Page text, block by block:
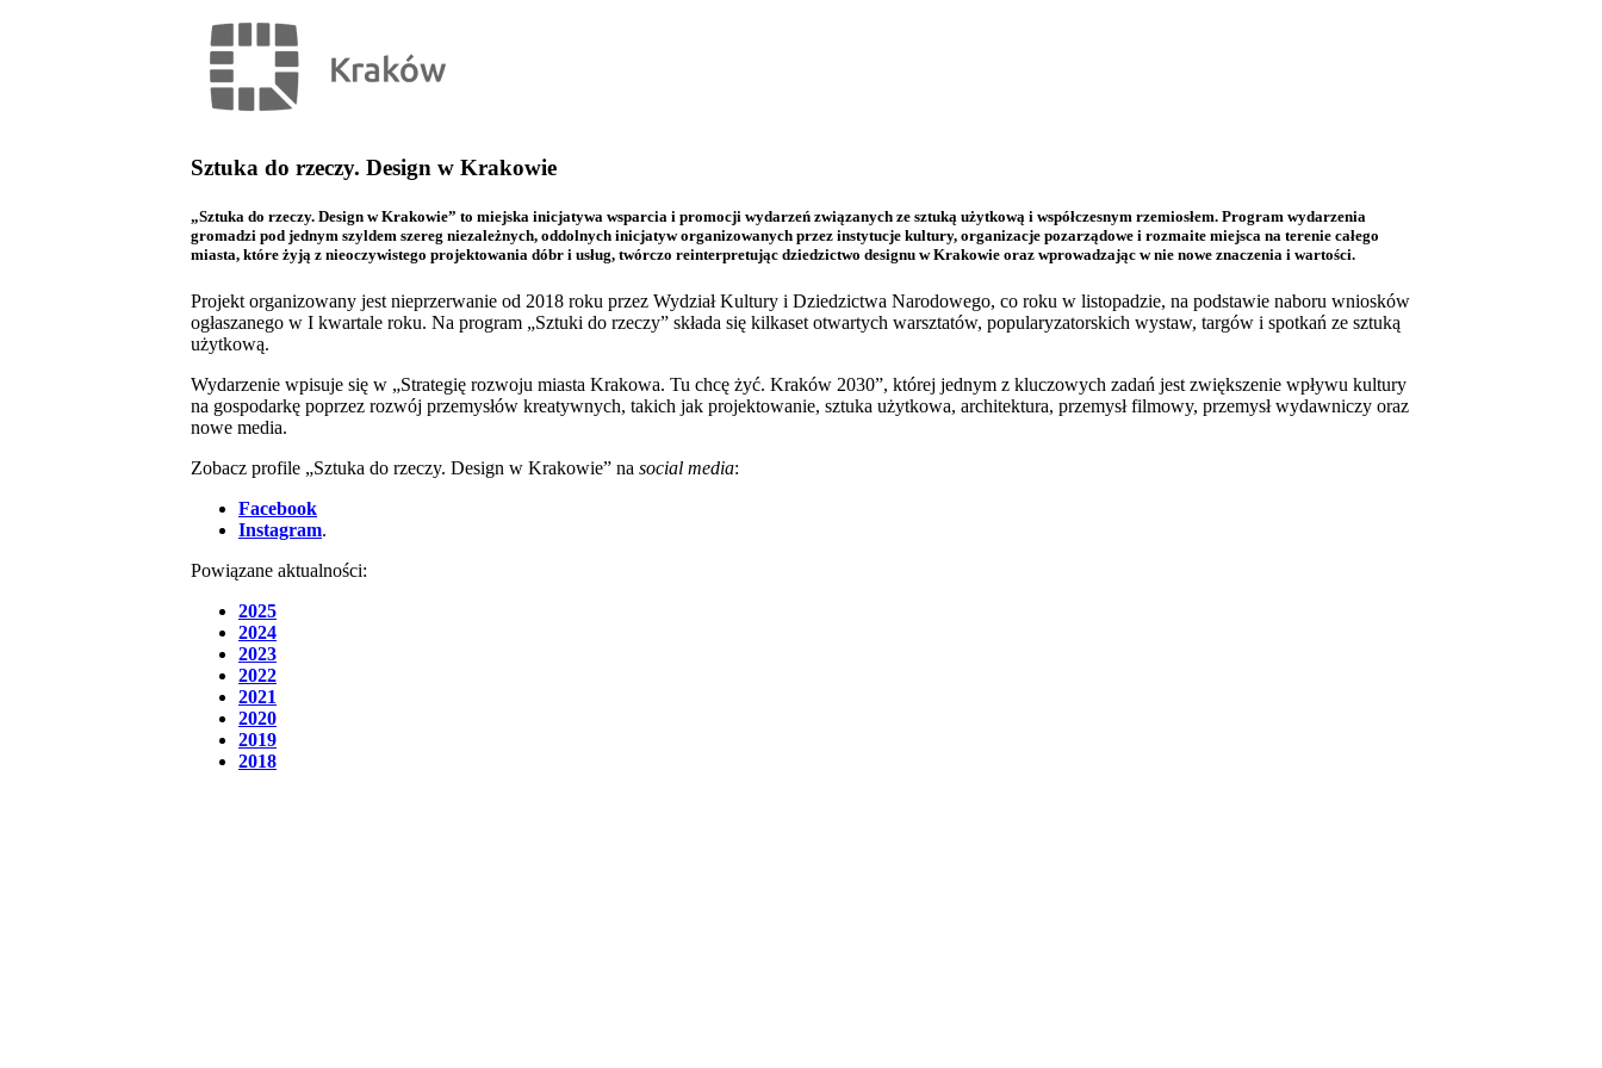
Sztuka do rzeczy. Design w Krakowie
„Sztuka do rzeczy. Design w Krakowie” to miejska inicjatywa wsparcia i promocji wydarzeń związanych ze sztuką użytkową i współczesnym rzemiosłem. Program wydarzenia
gromadzi pod jednym szyldem szereg niezależnych, oddolnych inicjatyw organizowanych przez instytucje kultury, organizacje pozarządowe i rozmaite miejsca na terenie całego
miasta, które żyją z nieoczywistego projektowania dóbr i usług, twórczo reinterpretując dziedzictwo designu w Krakowie oraz wprowadzając w nie nowe znaczenia i wartości.
Projekt organizowany jest nieprzerwanie od 2018 roku przez Wydział Kultury i Dziedzictwa Narodowego, co roku w listopadzie, na podstawie naboru wniosków
ogłaszanego w I kwartale roku. Na program „Sztuki do rzeczy” składa się kilkaset otwartych warsztatów, popularyzatorskich wystaw, targów i spotkań ze sztuką
użytkową.
Wydarzenie wpisuje się w „Strategię rozwoju miasta Krakowa. Tu chcę żyć. Kraków 2030”, której jednym z kluczowych zadań jest zwiększenie wpływu kultury
na gospodarkę poprzez rozwój przemysłów kreatywnych, takich jak projektowanie, sztuka użytkowa, architektura, przemysł filmowy, przemysł wydawniczy oraz
nowe media.
Zobacz profile „Sztuka do rzeczy. Design w Krakowie” na social media:
Facebook
Instagram.
Powiązane aktualności:
2025
2024
2023
2022
2021
2020
2019
2018